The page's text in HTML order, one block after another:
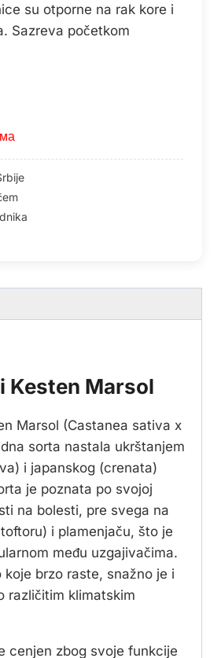
su otporne na rak kore i
Sazreva početkom
Kesten Marsol
Marsol (Castanea sativa x
sorta nastala ukrštanjem
i japanskog (crenata)
je poznata po svojoj
na bolesti, pre svega na
i plamenjaču, što je
među uzgajivačima.
koje brzo raste, snažno je i
različitim klimatskim
cenjen zbog svoje funkcije